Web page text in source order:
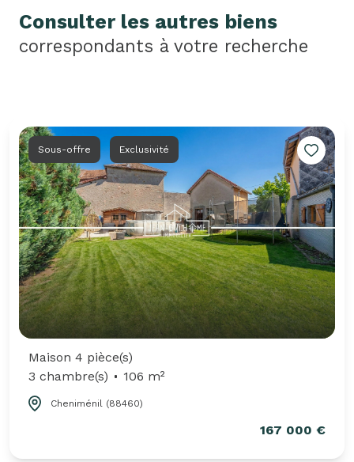
Consulter les autres biens
correspondants à votre recherche
Sous-offre Exclusivité
Maison 4 pièce(s)
3 chambre(s)
106 m²
Cheniménil (88460)
167 000 €